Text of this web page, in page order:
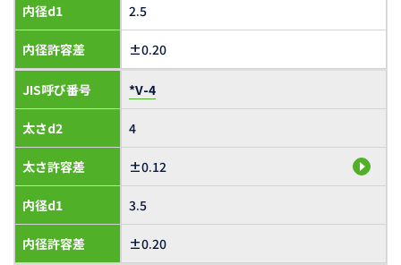
内径d1
内径許容差
2.5
±0.20
JIS呼び番号
太さd2
太さ許容差
内径d1
内径許容差
*V-4
4
±0.12
3.5
±0.20